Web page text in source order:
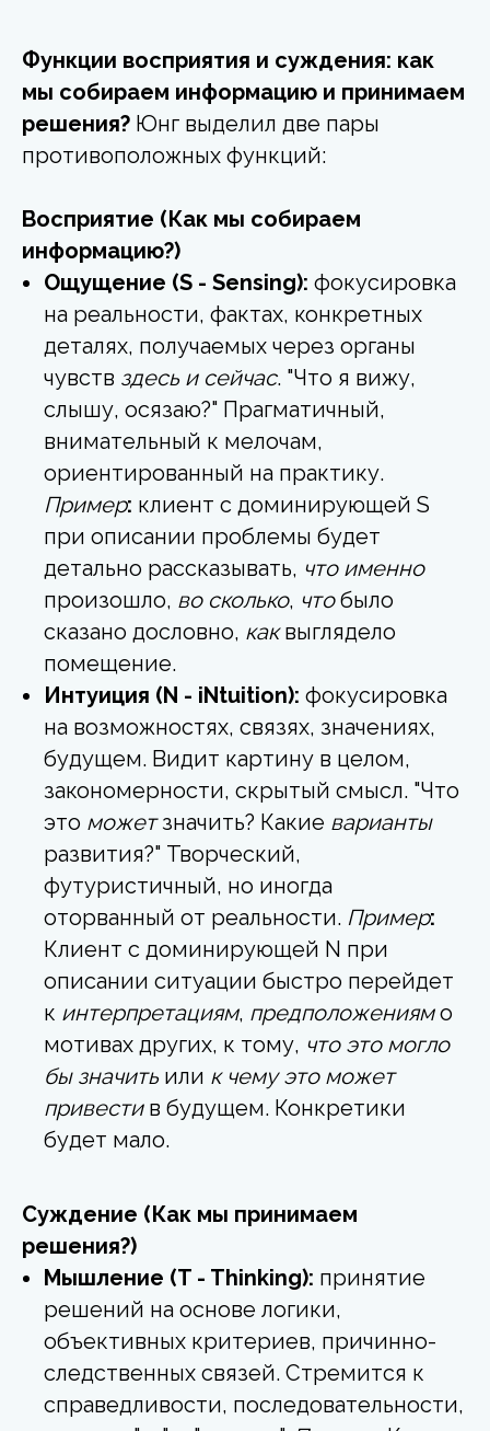
Функции восприятия и суждения: как
мы собираем информацию и принимаем
решения? Юнг выделил две пары
противоположных функций:
Восприятие (Как мы собираем
информацию?)
Ощущение (S - Sensing): фокусировка
на реальности, фактах, конкретных
деталях, получаемых через органы
чувств здесь и сейчас. "Что я вижу,
слышу, осязаю?" Прагматичный,
внимательный к мелочам,
ориентированный на практику.
Пример: клиент с доминирующей S
при описании проблемы будет
детально рассказывать, что именно
произошло, во сколько, чтобыло
сказано дословно, каквыглядело
помещение.
Интуиция (N - iNtuition): фокусировка
на возможностях, связях, значениях,
будущем. Видит картину в целом,
закономерности, скрытый смысл. "Что
это можетзначить? Какие варианты
развития?" Творческий,
футуристичный, но иногда
оторванный от реальности. Пример:
Клиент с доминирующей N при
описании ситуации быстро перейдет
к интерпретациям, предположениямо
мотивах других, к тому, что это могло
бы значить или к чему это может
привести в будущем. Конкретики
будет мало.
Суждение (Как мы принимаем
решения?)
Мышление (T - Thinking): принятие
решений на основе логики,
объективных критериев, причинно-
следственных связей. Стремится к
справедливости, последовательности,